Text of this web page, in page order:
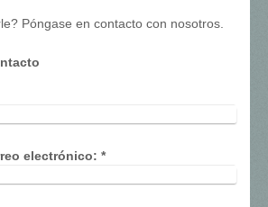
Póngase en contacto con nosotros.
electrónico: *